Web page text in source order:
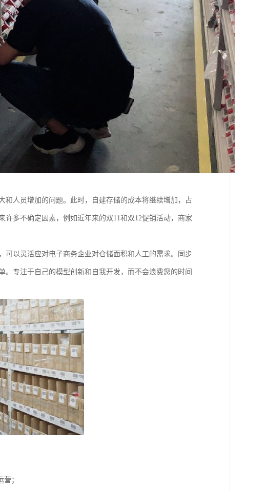
和人员增加的问题。此时，自建存储的成本将继续增加，占
多不确定因素，例如近年来的双11和双12促销活动，商家
以灵活应对电子商务企业对仓储面积和人工的需求。同步
专注于自己的模型创新和自我开发，而不会浪费您的时间
；